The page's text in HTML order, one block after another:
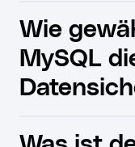
Wie
MySQL